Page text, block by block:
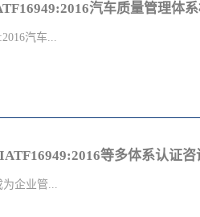
汽车质量管理体
汽车...
生出席了该项目启动仪式。深圳市特
部全程参与培训和项目的实施工作，
限公司是一家技术领先的商用车辆车
企业管...